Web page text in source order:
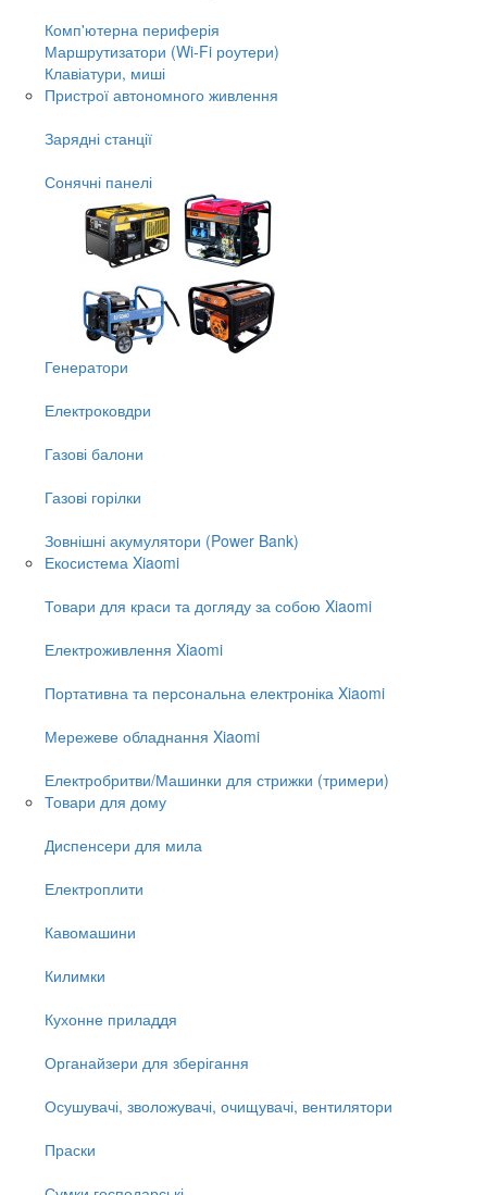
Комп'ютерна периферія
Маршрутизатори (Wi-Fi роутери)
Клавіатури, миші
Пристрої автономного живлення
Зарядні станції
Сонячні панелі
Генератори
Електроковдри
Газові балони
Газові горілки
Зовнішні акумулятори (Power Bank)
Екосистема Xiaomi
Товари для краси та догляду за собою Xiaomi
Електроживлення Xiaomi
Портативна та персональна електроніка Xiaomi
Мережеве обладнання Xiaomi
Електробритви/Машинки для стрижки (тримери)
Товари для дому
Диспенсери для мила
Електроплити
Кавомашини
Килимки
Кухонне приладдя
Органайзери для зберігання
Осушувачі, зволожувачі, очищувачі, вентилятори
Праски